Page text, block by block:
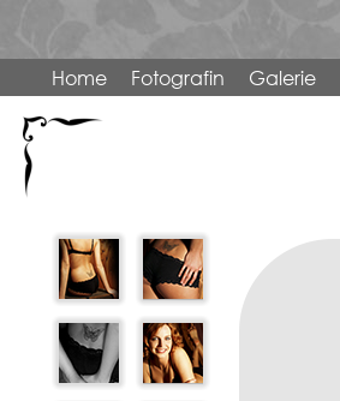
Home Fotografin Galerie